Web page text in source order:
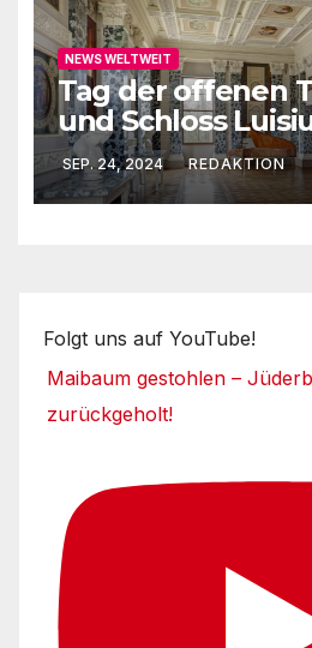
NEWS WELTWEIT
Tag der offenen
und Schloss
SEP. 24, 2024 REDAKTION
Folgt uns auf YouTube!
Maibaum gestohlen –
zurückgeholt!